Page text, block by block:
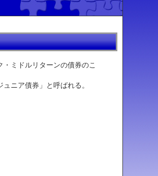
・ミドルリターンの債券のこ
ニア債券」と呼ばれる。